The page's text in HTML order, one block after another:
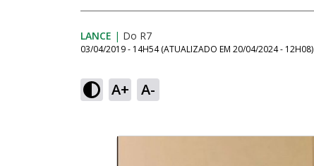
LANCE | Do R7
03/04/2019 - 14H54 (ATUALIZADO EM 20/04/2024 - 12H08)
A+ A-